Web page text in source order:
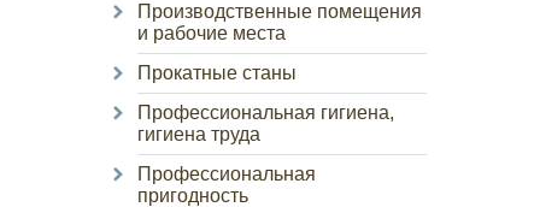
Производственные помещения
и рабочие места
Прокатные станы
Профессиональная гигиена,
гигиена труда
Профессиональная
пригодность